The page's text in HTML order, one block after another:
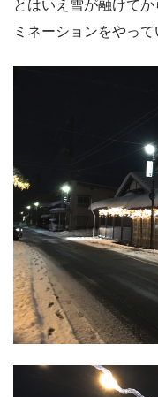
とはいえ雪が融けて
ミネーションをやっ